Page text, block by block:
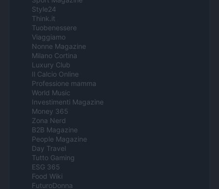
Style24
Think.it
Tuobenessere
Viaggiamo
Nonne Magazine
Milano Cortina
Luxury Club
Il Calcio Online
Professione mamma
World Music
Investimenti Magazine
Money 365
Zona Nerd
B2B Magazine
People Magazine
Day Travel
Tutto Gaming
ESG 365
Food Wiki
FuturoDonna